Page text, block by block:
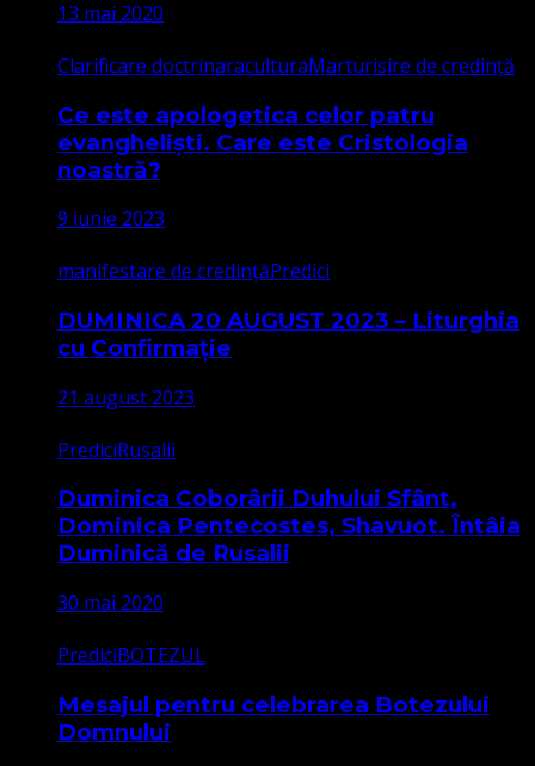
13 mai 2020
Clarificare doctrinaraculturaMarturisire de credință
Ce este apologetica celor patru
evangheliști. Care este Cristologia
noastră?
9 iunie 2023
manifestare de credințăPredici
DUMINICA 20 AUGUST 2023 – Liturghia
cu Confirmație
21 august 2023
PrediciRusalii
Duminica Coborârii Duhului Sfânt,
Dominica Pentecostes, Shavuot. Întâia
Duminică de Rusalii
30 mai 2020
PrediciBOTEZUL
Mesajul pentru celebrarea Botezului
Domnului